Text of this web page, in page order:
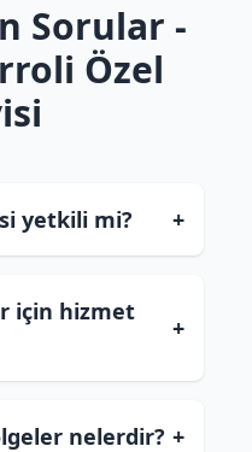
Sorular -
Özel
yetkili mi? +
için hizmet
+
nelerdir? +